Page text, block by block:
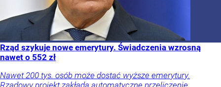
Rząd szykuje nowe emerytury. Świadczenia wzrosną
nawet o 552 zł
Nawet 200 tys. osób może dostać wyższe emerytury.